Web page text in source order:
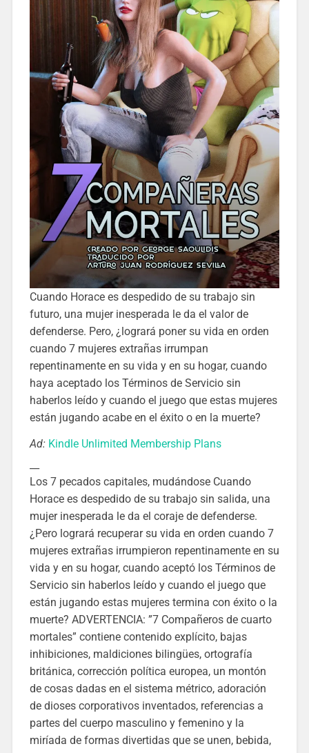
Cuando Horace es despedido de su trabajo sin
futuro, una mujer inesperada le da el valor de
defenderse. Pero, ¿logrará poner su vida en orden
cuando 7 mujeres extrañas irrumpan
repentinamente en su vida y en su hogar, cuando
haya aceptado los Términos de Servicio sin
haberlos leído y cuando el juego que estas mujeres
están jugando acabe en el éxito o en la muerte?
Ad: Kindle Unlimited Membership Plans
Los 7 pecados capitales, mudándose Cuando
Horace es despedido de su trabajo sin salida, una
mujer inesperada le da el coraje de defenderse.
¿Pero logrará recuperar su vida en orden cuando 7
mujeres extrañas irrumpieron repentinamente en su
vida y en su hogar, cuando aceptó los Términos de
Servicio sin haberlos leído y cuando el juego que
están jugando estas mujeres termina con éxito o la
muerte? ADVERTENCIA: ”7 Compañeros de cuarto
mortales” contiene contenido explícito, bajas
inhibiciones, maldiciones bilingües, ortografía
británica, corrección política europea, un montón
de cosas dadas en el sistema métrico, adoración
de dioses corporativos inventados, referencias a
partes del cuerpo masculino y femenino y la
miríada de formas divertidas que se unen, bebida,